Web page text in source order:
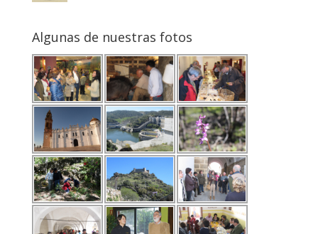
Algunas de nuestras fotos